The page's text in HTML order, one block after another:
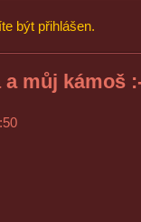
být přihlášen.
můj kámoš